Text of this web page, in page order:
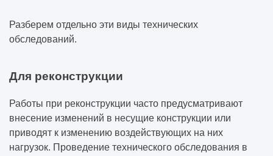
Разберем отдельно эти виды технических
обследований.
Для реконструкции
Работы при реконструкции часто предусматривают
внесение изменений в несущие конструкции или
приводят к изменению воздействующих на них
нагрузок. Проведение технического обследования в